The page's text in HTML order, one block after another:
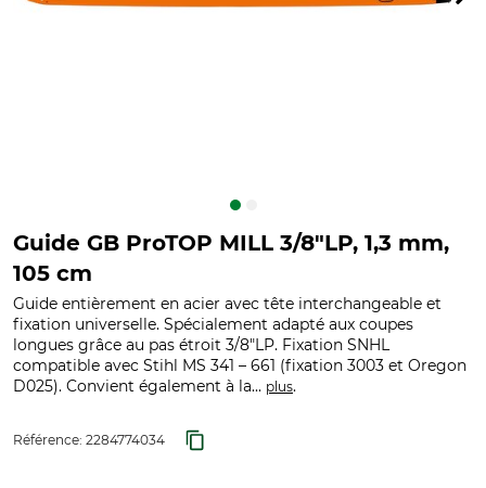
Guide GB ProTOP MILL 3/8"LP, 1,3 mm,
105 cm
Guide entièrement en acier avec tête interchangeable et
fixation universelle. Spécialement adapté aux coupes
longues grâce au pas étroit 3/8"LP. Fixation SNHL
compatible avec Stihl MS 341 – 661 (fixation 3003 et Oregon
D025). Convient également à la... plus.
Référence: 2284774034